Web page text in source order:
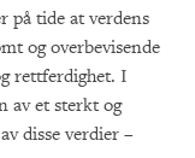
på tide at verdens
og overbevisende
rettferdighet. I
av et sterkt og
disse verdier –